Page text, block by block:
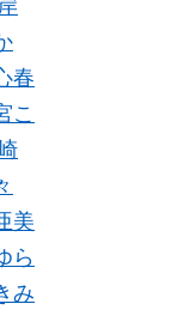
岸
春
こ
美
ら
み